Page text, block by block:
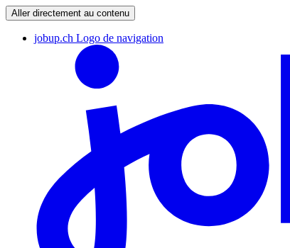
Aller directement au contenu
jobup.ch Logo de navigation